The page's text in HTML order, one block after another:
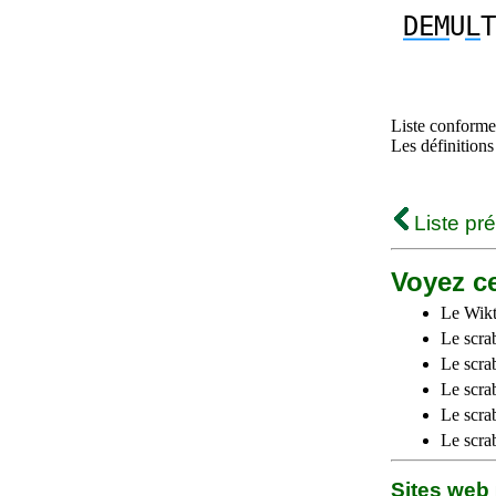
DEMU L
Liste
Les définitions
Liste
Voyez
Le
Le
Le
Le
Le
Le
Sites web